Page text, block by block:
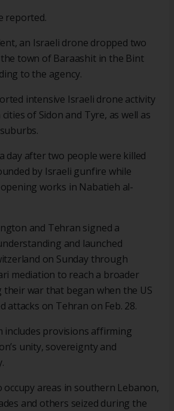
reported.
an Israeli drone dropped two
town of Baraashit in the Bint
to the agency.
intensive Israeli drone activity
of Sidon and Tyre, as well as
day after two people were killed
by Israeli gunfire while
works in Nabatieh al-
and Tehran signed a
and launched
on Sunday through
mediation to reach a broader
war that began when the US
attacks on Tehran on Feb. 28.
includes provisions affirming
unity, sovereignty and
occupy areas in southern Lebanon,
and others seized during the